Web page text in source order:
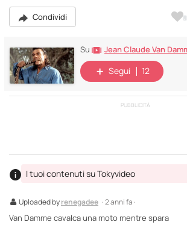
Condividi
Su Jean Claude Van
Segui 12
PUBBLICITÀ
Uploaded byrenegadee · 2 anni fa ·
I tuoi contenuti su Tokyvideo
Van Damme cavalca una moto mentre spara